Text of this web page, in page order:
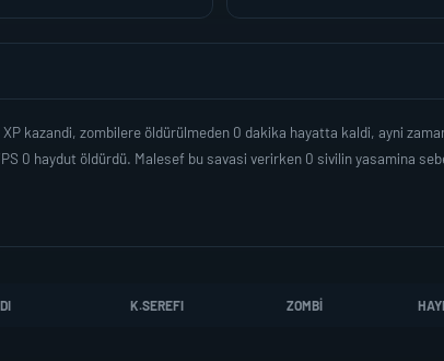
kazandi, zombilere öldürülmeden 0 dakika hayatta kaldi, ayni
0 haydut öldürdü. Malesef bu savasi verirken 0 sivilin yasamina
K.SEREFI ZOMBI